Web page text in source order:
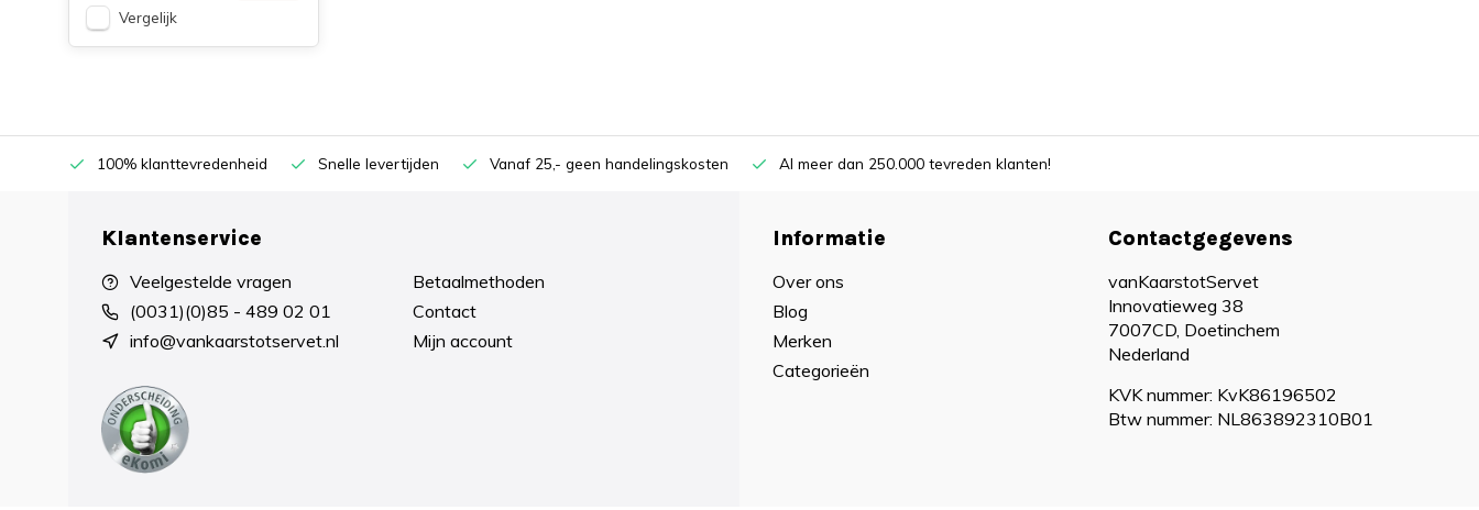
Vergelijk
100% klanttevredenheid Snelle levertijden Vanaf 25,- geen handelingskosten Al meer dan 250.000 tevreden klanten!
Klantenservice
Veelgestelde vragen
(0031)(0)85 - 489 02 01
info@vankaarstotservet.nl
Betaalmethoden
Contact
Mijn account
Informatie
Over ons
Blog
Merken
Categorieën
Contactgegevens
vanKaarstotServet
Innovatieweg 38
7007CD, Doetinchem
Nederland
KVK nummer: KvK86196502
Btw nummer: NL863892310B01